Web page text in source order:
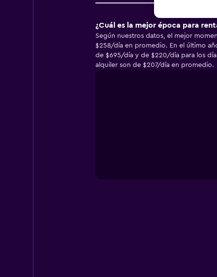
¿Cuál es la mejor época para
Según nuestros datos, el mejor
$258/día en promedio. En el último
de $695/día y de $220/día para los
alquiler son de $207/día en promedio.